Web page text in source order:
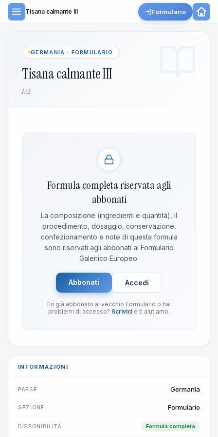
Tisana calmante III Formulario
GERMANIA · FORMULARIO
Tisana calmante III
17.2
Formula completa riservata agli
abbonati
La composizione (ingredienti e quantità), il
procedimento, dosaggio, conservazione,
confezionamento e note di questa formula
sono riservati agli abbonati al Formulario
Galenico Europeo.
Abbonati Accedi
Eri già abbonato al vecchio Formulario o hai
problemi di accesso? Scrivici e ti aiutiamo.
INFORMAZIONI
PAESE Germania
SEZIONE Formulario
DISPONIBILITÀ Formula completa